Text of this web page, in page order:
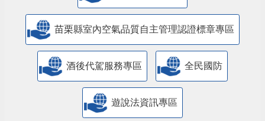
苗栗縣室內空氣品質自主管理認證標章專區
酒後代駕服務專區 全民國防
遊說法資訊專區